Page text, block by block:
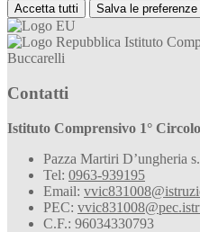
Accetta tutti Salva le preferenze
Istituto
Buccarelli
Contatti
Istituto Comprensivo 1°
Pazza Martiri D’ungheria
Tel: 0963-939195
Email:
PEC:
C.F.: 96034330793